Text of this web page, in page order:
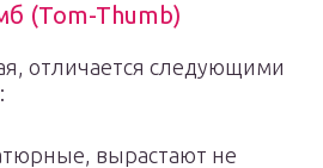
(Tom-Thumb)
отличается следующими
вырастают не